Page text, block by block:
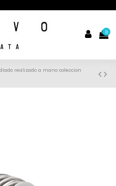
0
realizado a mano coleccion